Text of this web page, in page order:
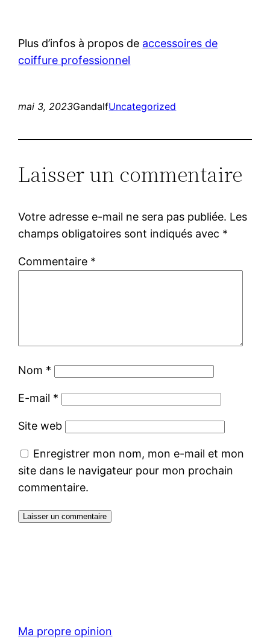
Plus d’infos à propos de accessoires de
coiffure professionnel
mai 3, 2023GandalfUncategorized
Laisser un commentaire
Votre adresse e-mail ne sera pas publiée. Les
champs obligatoires sont indiqués avec *
Commentaire *
Nom *
E-mail *
Site web
Enregistrer mon nom, mon e-mail et mon
site dans le navigateur pour mon prochain
commentaire.
Ma propre opinion